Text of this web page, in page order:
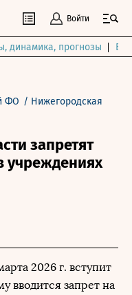
Войти
динамика, прогнозы
ФО / Нижегородская
запретят
учреждениях
2026 г. вступит
вводится запрет на